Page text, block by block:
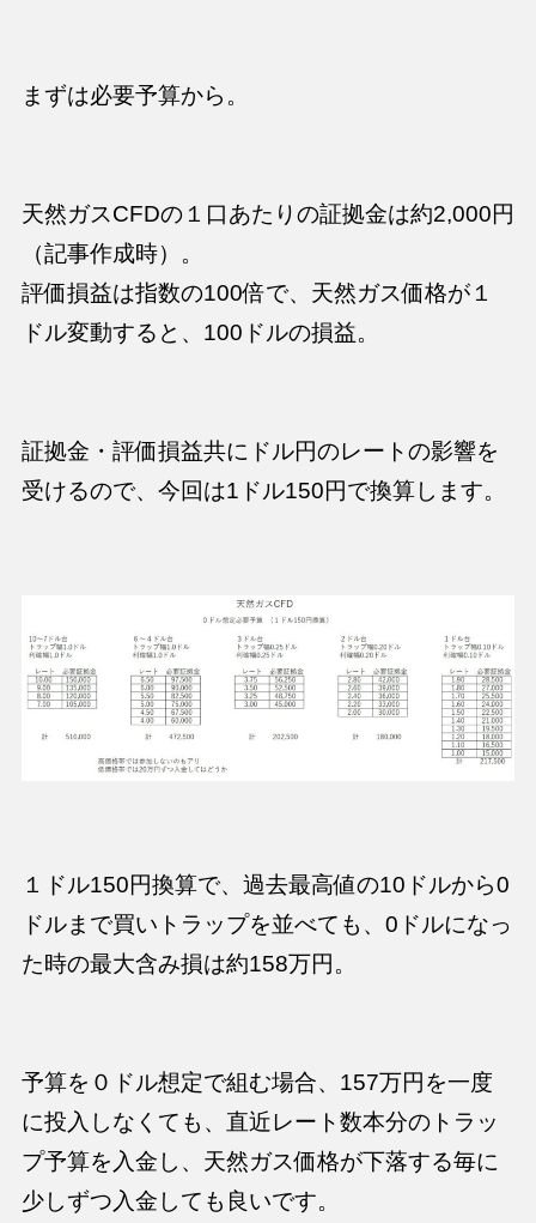
まずは必要予算から。
天然ガスCFDの１口あたりの証拠金は約2,000円
（記事作成時）。
評価損益は指数の100倍で、天然ガス価格が１
ドル変動すると、100ドルの損益。
証拠金・評価損益共にドル円のレートの影響を
受けるので、今回は1ドル150円で換算します。
１ドル150円換算で、過去最高値の10ドルから0
ドルまで買いトラップを並べても、0ドルになっ
た時の最大含み損は約158万円。
予算を０ドル想定で組む場合、157万円を一度
に投入しなくても、直近レート数本分のトラッ
プ予算を入金し、天然ガス価格が下落する毎に
少しずつ入金しても良いです。